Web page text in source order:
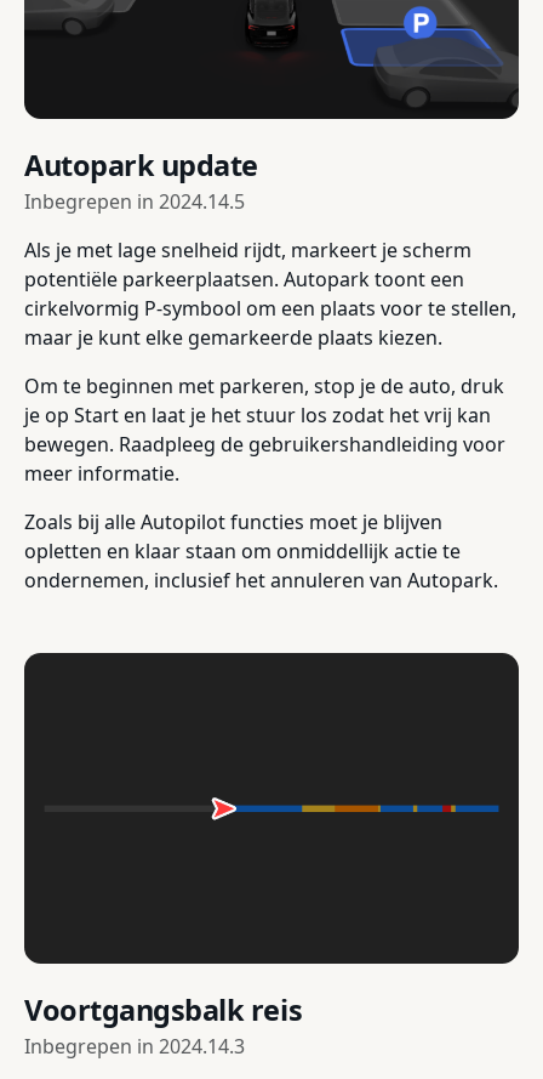
Autopark update
Inbegrepen in 2024.14.5
Als je met lage snelheid rijdt, markeert je scherm
potentiële parkeerplaatsen. Autopark toont een
cirkelvormig P-symbool om een plaats voor te stellen,
maar je kunt elke gemarkeerde plaats kiezen.
Om te beginnen met parkeren, stop je de auto, druk
je op Start en laat je het stuur los zodat het vrij kan
bewegen. Raadpleeg de gebruikershandleiding voor
meer informatie.
Zoals bij alle Autopilot functies moet je blijven
opletten en klaar staan om onmiddellijk actie te
ondernemen, inclusief het annuleren van Autopark.
Voortgangsbalk reis
Inbegrepen in 2024.14.3